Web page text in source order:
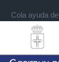
Cola ayuda de